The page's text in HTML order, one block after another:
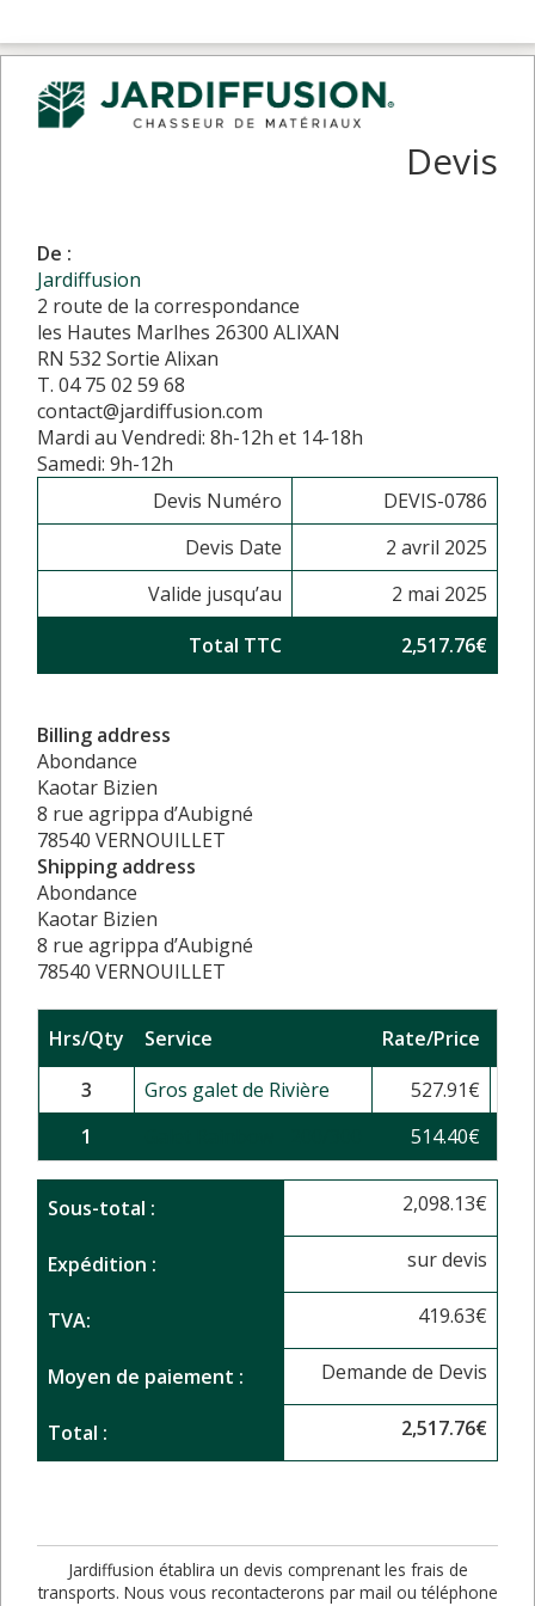
Devis
De :
Jardiffusion
2 route de la correspondance
les Hautes Marlhes 26300 ALIXAN
RN 532 Sortie Alixan
T. 04 75 02 59 68
contact@jardiffusion.com
Mardi au Vendredi: 8h-12h et 14-18h
Samedi: 9h-12h
Devis Numéro
DEVIS-0786
Devis Date
2 avril 2025
Valide jusqu’au
2 mai 2025
Total TTC
2,517.76€
Billing address
Abondance
Kaotar Bizien
8 rue agrippa d’Aubigné
78540 VERNOUILLET
Shipping address
Abondance
Kaotar Bizien
8 rue agrippa d’Aubigné
78540 VERNOUILLET
Hrs/Qty Service Rate/Price
3
Gros galet de Rivière 527.91€
1
514.40€
Sous-total : 2,098.13€
Expédition : sur devis
TVA: 419.63€
Moyen de paiement : Demande de Devis
Total : 2,517.76€
Jardiffusion établira un devis comprenant les frais de
transports. Nous vous recontacterons par mail ou téléphone